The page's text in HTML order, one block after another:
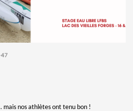
47
nos athlètes ont tenu bon !